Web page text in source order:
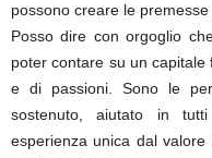
possono creare le
Posso dire con orgoglio
poter contare su un
e di passioni. Sono le
sostenuto, aiutato in
esperienza unica dal